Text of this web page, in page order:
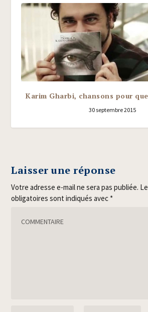
Karim Gharbi, chansons pour
30 septembre 2015
Laisser une réponse
Votre adresse e-mail ne sera pas publiée.
obligatoires sont indiqués avec *